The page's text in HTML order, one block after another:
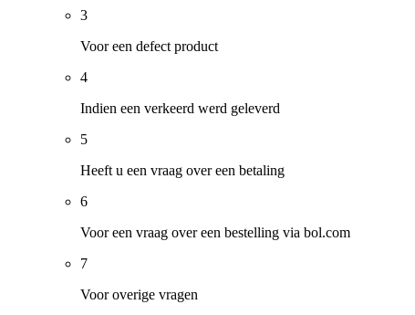
3
Voor een defect product
4
Indien een verkeerd werd geleverd
5
Heeft u een vraag over een betaling
6
Voor een vraag over een bestelling via bol.com
7
Voor overige vragen